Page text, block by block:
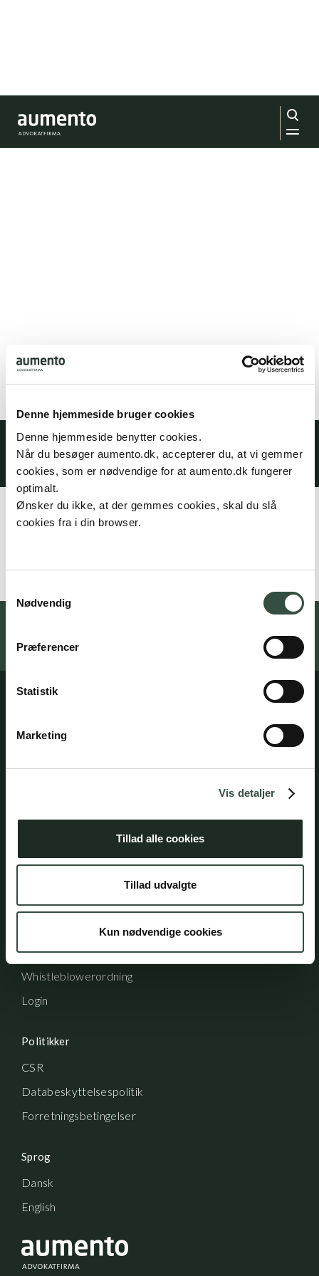
Denne hjemmeside bruger cookies
Denne hjemmeside benytter cookies.
Når du besøger aumento.dk, accepterer du, at vi gemmer
cookies, som er nødvendige for at aumento.dk fungerer
optimalt.
Ønsker du ikke, at der gemmes cookies, skal du slå
cookies fra i din browser.
Nødvendig
Præferencer
Statistik
Marketing
Vis detaljer
Tillad alle cookies
Tillad udvalgte
Kun nødvendige cookies
Specialer
Profil
medier
Ny Østergade 3
Kontakt
Karriere
Whistleblowerordning
Login
Politikker
CSR
Databeskyttelsespolitik
Forretningsbetingelser
Sprog
Dansk
English